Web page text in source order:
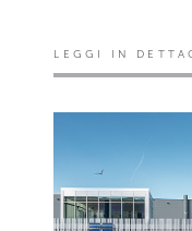
LEGGI IN